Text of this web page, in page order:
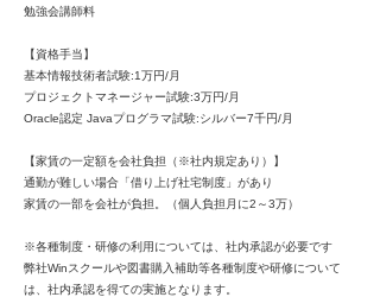
勉強会講師料
【資格手当】
基本情報技術者試験:1万円/月
プロジェクトマネージャー試験:3万円/月
Oracle認定 Javaプログラマ試験:シルバー7千円/月
【家賃の一定額を会社負担（※社内規定あり）】
通勤が難しい場合「借り上げ社宅制度」があり
家賃の一部を会社が負担。（個人負担月に2～3万）
※各種制度・研修の利用については、社内承認が必要です
弊社Winスクールや図書購入補助等各種制度や研修について
は、社内承認を得ての実施となります。